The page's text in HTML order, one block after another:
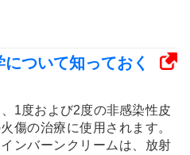
ついて知っておく
1度および2度の非感染性皮
傷の治療に使用されます。
ンバーンクリームは、放射